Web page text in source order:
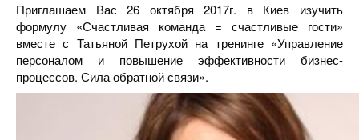
Приглашаем Вас 26 октября 2017г. в Киев изучить
формулу «Счастливая команда = счастливые гости»
вместе с Татьяной Петрухой на тренинге «Управление
персоналом и повышение эффективности бизнес-
процессов. Сила обратной связи».